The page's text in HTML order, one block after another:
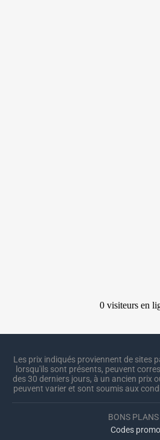
Les prix indiqués proviennent de sites
lorsqu'ils sont présents, peuvent
des 30 derniers jours, à un ancien prix
peuvent varier et sont soumis aux
BONS PLANS
Codes promo